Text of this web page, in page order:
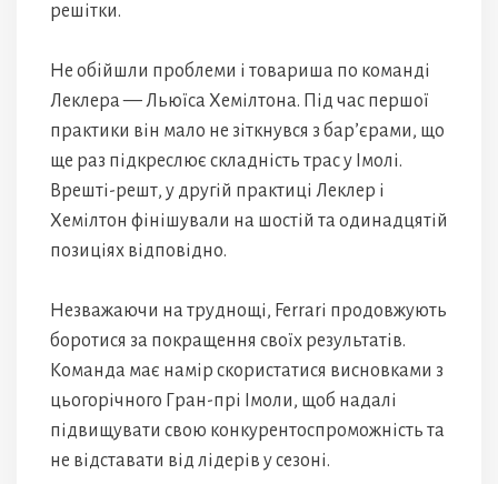
решітки.
Не обійшли проблеми і товариша по команді
Леклера — Льюїса Хемілтона. Під час першої
практики він мало не зіткнувся з бар’єрами, що
ще раз підкреслює складність трас у Імолі.
Врешті-решт, у другій практиці Леклер і
Хемілтон фінішували на шостій та одинадцятій
позиціях відповідно.
Незважаючи на труднощі, Ferrari продовжують
боротися за покращення своїх результатів.
Команда має намір скористатися висновками з
цьогорічного Гран-прі Імоли, щоб надалі
підвищувати свою конкурентоспроможність та
не відставати від лідерів у сезоні.